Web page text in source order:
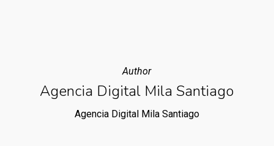
Author
Agencia Digital Mila Santiago
Agencia Digital Mila Santiago